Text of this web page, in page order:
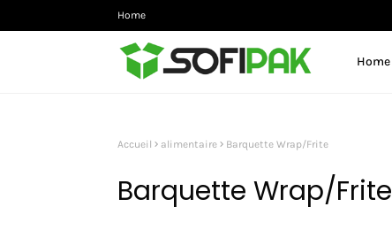
Home
Home
Accueil alimentaire Barquette Wrap/Frite
Barquette Wrap/Frite